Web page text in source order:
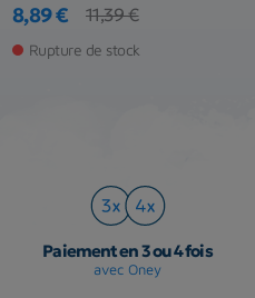
Prix
8,89 €
Prix de base
11,39 €
Rupture de stock
Paiement en 3 ou 4 fois
avec Oney